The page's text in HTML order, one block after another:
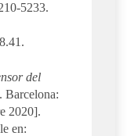
5233.
del
Barcelona:
2020].
en: